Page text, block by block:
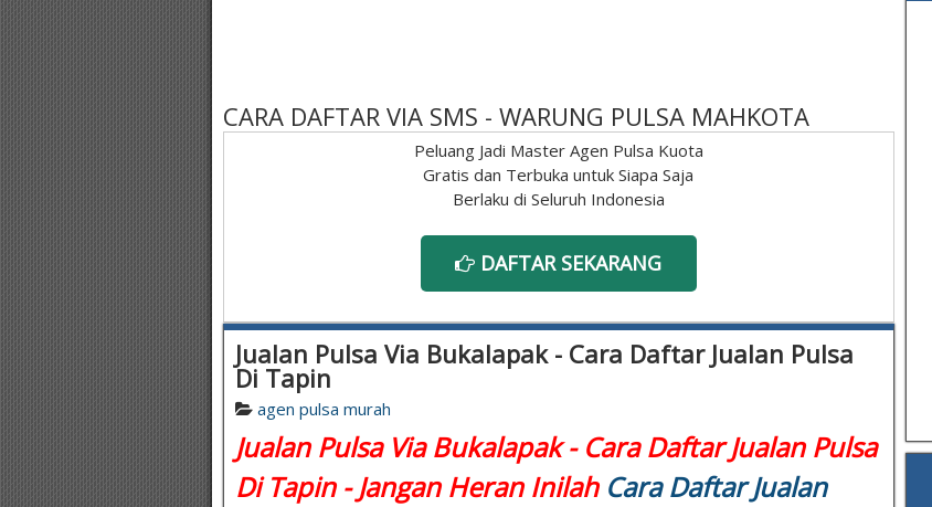
CARA DAFTAR VIA SMS - WARUNG PULSA MAHKOTA
Peluang Jadi Master Agen Pulsa Kuota
Gratis dan Terbuka untuk Siapa Saja
Berlaku di Seluruh Indonesia
DAFTAR SEKARANG
Jualan Pulsa Via Bukalapak - Cara Daftar Jualan Pulsa
Di Tapin
agen pulsa murah
Jualan Pulsa Via Bukalapak - Cara Daftar Jualan Pulsa
Di Tapin - Jangan Heran Inilah Cara Daftar Jualan